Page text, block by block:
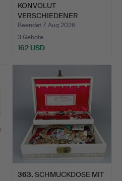
KONVOLUT
VERSCHIEDENER
SCHMUCKSTÜCKE.
Beendet 7. Aug 2026
3 Gebote
162 USD
363. SCHMUCKDOSE MIT